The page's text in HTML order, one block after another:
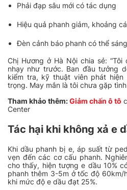
Phải đạp sâu mới có tác dụng
Hiệu quả phanh giảm, khoảng
Đèn cảnh báo phanh có thể sáng
Chị Hương ở Hà Nội chia sẻ:
nhạy như trước. Ban đầu tưởng
kiểm tra, kỹ thuật viên phát
trọng. May mắn là tôi chưa gặp
Tham khảo thêm:Giảm chấn ô tô
Center
Tác hại khi không xả e
Khi dầu phanh bị e, áp suất từ
vẹn đến các cơ cấu phanh.
cho thấy, hiện tượng e dầu 10%
phanh thêm 3-5m ở tốc độ 60km/
khi mức độ e dầu đạt 25%.